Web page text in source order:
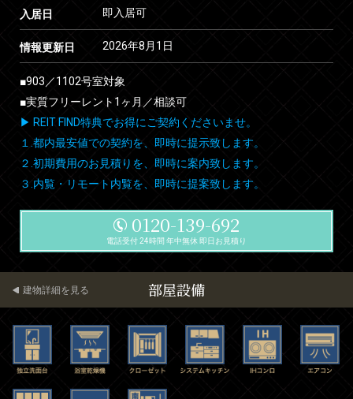
入居日 即入居可
情報更新日 2026年8月1日
■903／1102号室対象
■実質フリーレント1ヶ月／相談可
▶ REIT FIND特典でお得にご契約くださいませ。
１.都内最安値での契約を、即時に提示致します。
２.初期費用のお見積りを、即時に案内致します。
３.内覧・リモート内覧を、即時に提案致します。
0120-139-692
電話受付 24時間 年中無休 即日お見積り
部屋設備
建物詳細を見る